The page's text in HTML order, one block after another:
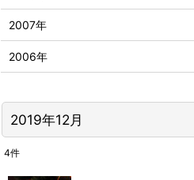
2019年12月
4件
2007年
2006年